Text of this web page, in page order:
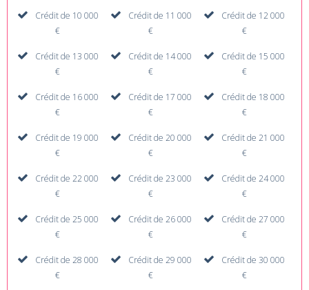
Crédit de 10 000
€
Crédit de 11 000
€
Crédit de 12 000
€
Crédit de 13 000
€
Crédit de 14 000
€
Crédit de 15 000
€
Crédit de 16 000
€
Crédit de 17 000
€
Crédit de 18 000
€
Crédit de 19 000
€
Crédit de 20 000
€
Crédit de 21 000
€
Crédit de 22 000
€
Crédit de 23 000
€
Crédit de 24 000
€
Crédit de 25 000
€
Crédit de 26 000
€
Crédit de 27 000
€
Crédit de 28 000
€
Crédit de 29 000
€
Crédit de 30 000
€